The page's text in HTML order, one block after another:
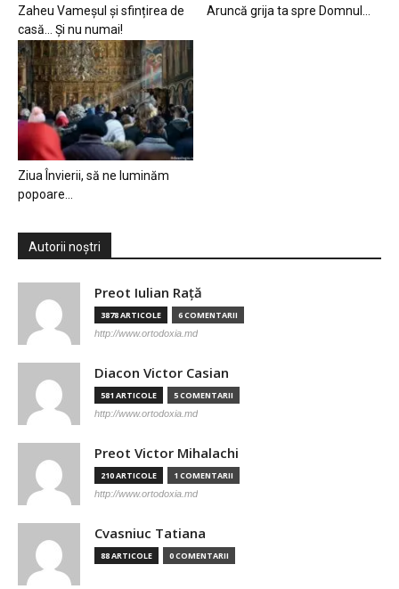
Zaheu Vameșul și sfințirea de
casă… Și nu numai!
Aruncă grija ta spre Domnul…
Ziua Învierii, să ne luminăm
popoare…
Autorii noștri
Preot Iulian Raţă
3878 ARTICOLE 6 COMENTARII
http://www.ortodoxia.md
Diacon Victor Casian
581 ARTICOLE 5 COMENTARII
http://www.ortodoxia.md
Preot Victor Mihalachi
210 ARTICOLE 1 COMENTARII
http://www.ortodoxia.md
Cvasniuc Tatiana
88 ARTICOLE 0 COMENTARII